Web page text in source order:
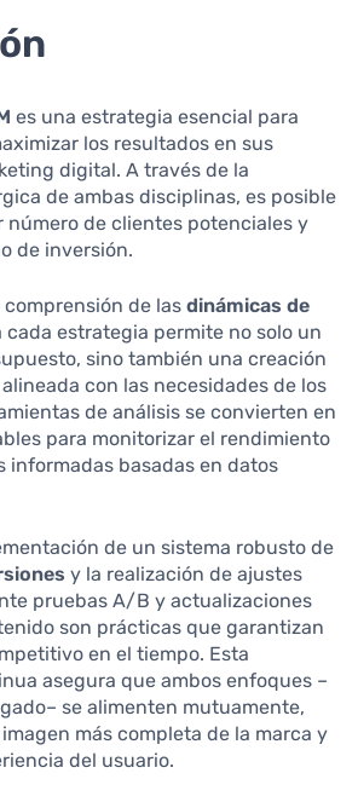
es una estrategia esencial para
los resultados en sus
digital. A través de la
de ambas disciplinas, es posible
número de clientes potenciales y
de inversión.
de las dinámicas de
cada estrategia permite no solo un
sino también una creación
con las necesidades de los
de análisis se convierten en
para monitorizar el rendimiento
informadas basadas en datos
de un sistema robusto de
y la realización de ajustes
pruebas A/B y actualizaciones
son prácticas que garantizan
en el tiempo. Esta
asegura que ambos enfoques –
se alimenten mutuamente,
más completa de la marca y
del usuario.